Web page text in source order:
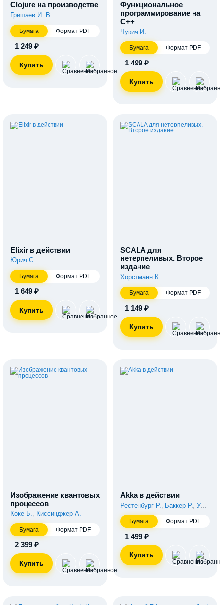
Clojure на производстве
Гришаев И. В.
Бумага Формат PDF
1 249 ₽
Функциональное
программирование на
С++
Чукич И.
Бумага Формат PDF
1 499 ₽
Elixir в действии
Юрич С.
Бумага Формат PDF
1 649 ₽
SCALA для
нетерпеливых. Второе
издание
Хорстманн К.
Бумага Формат PDF
1 149 ₽
Изображение квантовых
процессов
Коке Б. Киссинджер А.
Бумага Формат PDF
2 399 ₽
Akka в действии
Рестенбург Р. Баккер Р. Уильямс Р.
Бумага Формат PDF
1 499 ₽